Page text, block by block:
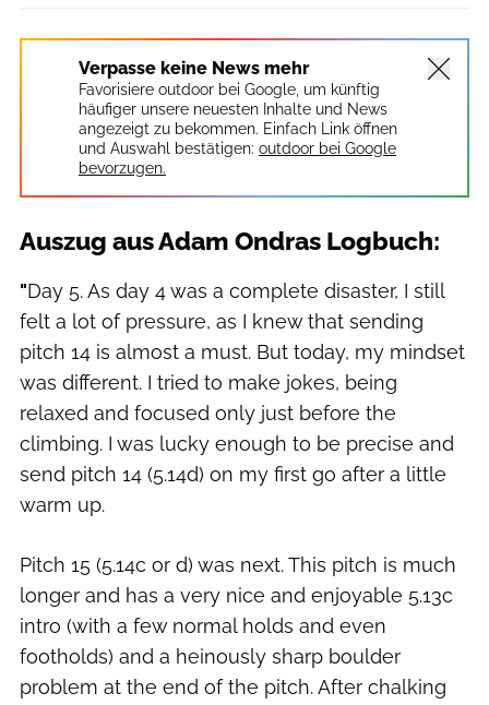
Verpasse keine News mehr
Favorisiere outdoor bei Google, um künftig
häufiger unsere neuesten Inhalte und News
angezeigt zu bekommen. Einfach Link öffnen
und Auswahl bestätigen: outdoor bei Google
bevorzugen.
Auszug aus Adam Ondras Logbuch:
"Day 5. As day 4 was a complete disaster, I still
felt a lot of pressure, as I knew that sending
pitch 14 is almost a must. But today, my mindset
was different. I tried to make jokes, being
relaxed and focused only just before the
climbing. I was lucky enough to be precise and
send pitch 14 (5.14d) on my first go after a little
warm up.
Pitch 15 (5.14c or d) was next. This pitch is much
longer and has a very nice and enjoyable 5.13c
intro (with a few normal holds and even
footholds) and a heinously sharp boulder
problem at the end of the pitch. After chalking